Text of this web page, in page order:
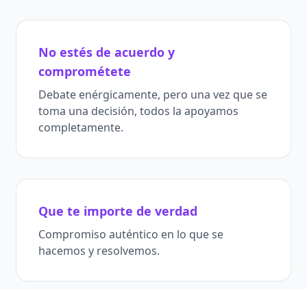
No estés de acuerdo y
comprométete
Debate enérgicamente, pero una vez que se
toma una decisión, todos la apoyamos
completamente.
Que te importe de verdad
Compromiso auténtico en lo que se
hacemos y resolvemos.